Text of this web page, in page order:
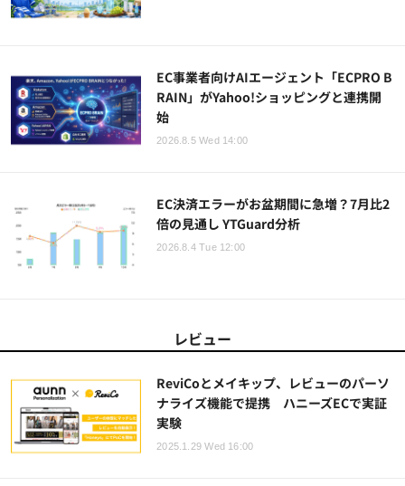
EC事業者向けAIエージェント「ECPRO B
RAIN」がYahoo!ショッピングと連携開
始
2026.8.5 Wed 14:00
EC決済エラーがお盆期間に急増？7月比2
倍の見通し YTGuard分析
2026.8.4 Tue 12:00
レビュー
ReviCoとメイキップ、レビューのパーソ
ナライズ機能で提携 ハニーズECで実証
実験
2025.1.29 Wed 16:00